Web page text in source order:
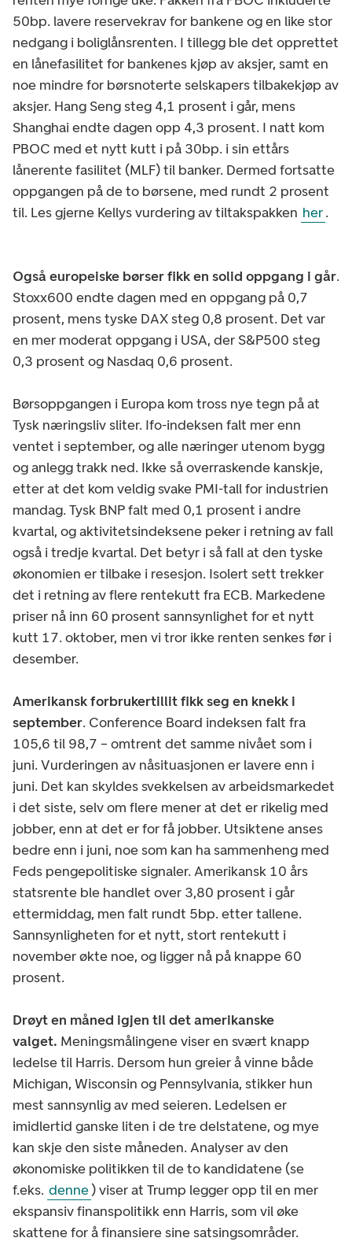
50bp. lavere reservekrav for bankene og en like stor
nedgang i boliglånsrenten. I tillegg ble det opprettet
en lånefasilitet for bankenes kjøp av aksjer, samt en
noe mindre for børsnoterte selskapers tilbakekjøp av
aksjer. Hang Seng steg 4,1 prosent i går, mens
Shanghai endte dagen opp 4,3 prosent. I natt kom
PBOC med et nytt kutt i på 30bp. i sin ettårs
lånerente fasilitet (MLF) til banker. Dermed fortsatte
oppgangen på de to børsene, med rundt 2 prosent
til. Les gjerne Kellys vurdering av tiltakspakken her.
Også europeiske børser fikk en solid oppgang i går.
Stoxx600 endte dagen med en oppgang på 0,7
prosent, mens tyske DAX steg 0,8 prosent. Det var
en mer moderat oppgang i USA, der S&P500 steg
0,3 prosent og Nasdaq 0,6 prosent.
Børsoppgangen i Europa kom tross nye tegn på at
Tysk næringsliv sliter. Ifo-indeksen falt mer enn
ventet i september, og alle næringer utenom bygg
og anlegg trakk ned. Ikke så overraskende kanskje,
etter at det kom veldig svake PMI-tall for industrien
mandag. Tysk BNP falt med 0,1 prosent i andre
kvartal, og aktivitetsindeksene peker i retning av fall
også i tredje kvartal. Det betyr i så fall at den tyske
økonomien er tilbake i resesjon. Isolert sett trekker
det i retning av flere rentekutt fra ECB. Markedene
priser nå inn 60 prosent sannsynlighet for et nytt
kutt 17. oktober, men vi tror ikke renten senkes før i
desember.
Amerikansk forbrukertillit fikk seg en knekk i
september. Conference Board indeksen falt fra
105,6 til 98,7 – omtrent det samme nivået som i
juni. Vurderingen av nåsituasjonen er lavere enn i
juni. Det kan skyldes svekkelsen av arbeidsmarkedet
i det siste, selv om flere mener at det er rikelig med
jobber, enn at det er for få jobber. Utsiktene anses
bedre enn i juni, noe som kan ha sammenheng med
Feds pengepolitiske signaler. Amerikansk 10 års
statsrente ble handlet over 3,80 prosent i går
ettermiddag, men falt rundt 5bp. etter tallene.
Sannsynligheten for et nytt, stort rentekutt i
november økte noe, og ligger nå på knappe 60
prosent.
Drøyt en måned igjen til det amerikanske
valget. Meningsmålingene viser en svært knapp
ledelse til Harris. Dersom hun greier å vinne både
Michigan, Wisconsin og Pennsylvania, stikker hun
mest sannsynlig av med seieren. Ledelsen er
imidlertid ganske liten i de tre delstatene, og mye
kan skje den siste måneden. Analyser av den
økonomiske politikken til de to kandidatene (se
f.eks. denne) viser at Trump legger opp til en mer
ekspansiv finanspolitikk enn Harris, som vil øke
skattene for å finansiere sine satsingsområder.